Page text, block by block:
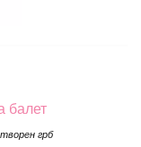
балет
грб